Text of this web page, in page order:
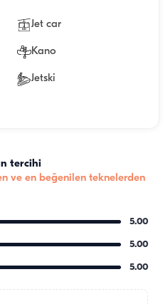
Jet car
Kano
Jetski
tercihi
ve en beğenilen teknelerden
5.00
5.00
5.00